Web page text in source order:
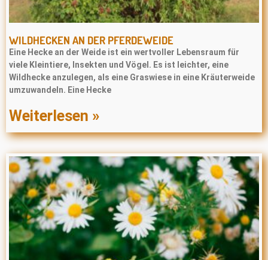
WILDHECKEN AN DER PFERDEWEIDE
Eine Hecke an der Weide ist ein wertvoller Lebensraum für
viele Kleintiere, Insekten und Vögel. Es ist leichter, eine
Wildhecke anzulegen, als eine Graswiese in eine Kräuterweide
umzuwandeln. Eine Hecke
Weiterlesen »